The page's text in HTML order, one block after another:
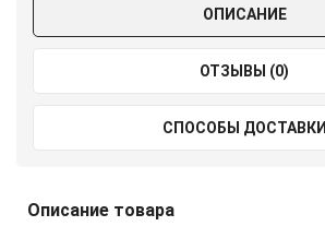
ОПИСАНИЕ
ОТЗЫВЫ (0)
СПОСОБЫ ДОСТАВКИ
Описание товара